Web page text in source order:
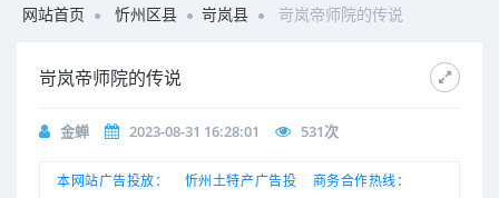
网站首页 忻州区县 岢岚县 岢岚帝师院的传说
岢岚帝师院的传说
金蝉 2023-08-31 16:28:01 531次
本网站广告投放：
忻州土特产广告投
商务合作热线：